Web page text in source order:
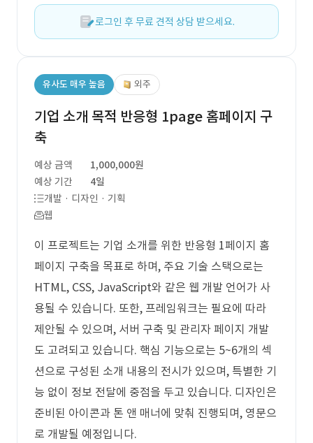
로그인 후 무료 견적 상담 받으세요.
유사도 매우 높음 외주
기업 소개 목적 반응형 1page 홈페이지 구
축
예상 금액
1,000,000원
예상 기간
4일
개발 · 디자인 · 기획
웹
이 프로젝트는 기업 소개를 위한 반응형 1페이지 홈
페이지 구축을 목표로 하며, 주요 기술 스택으로는
HTML, CSS, JavaScript와 같은 웹 개발 언어가 사
용될 수 있습니다. 또한, 프레임워크는 필요에 따라
제안될 수 있으며, 서버 구축 및 관리자 페이지 개발
도 고려되고 있습니다. 핵심 기능으로는 5~6개의 섹
션으로 구성된 소개 내용의 전시가 있으며, 특별한 기
능 없이 정보 전달에 중점을 두고 있습니다. 디자인은
준비된 아이콘과 톤 앤 매너에 맞춰 진행되며, 영문으
로 개발될 예정입니다.